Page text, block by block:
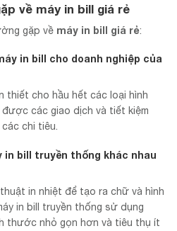
về máy in bill giá rẻ
gặp về máy in bill giá rẻ:
in bill cho doanh nghiệp của
thiết cho hầu hết các loại hình
được các giao dịch và tiết kiệm
chi tiêu.
in bill truyền thống khác nhau
in nhiệt để tạo ra chữ và hình
in bill truyền thống sử dụng
thước nhỏ gọn hơn và tiêu thụ ít